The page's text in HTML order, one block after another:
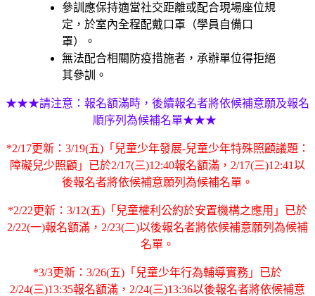
參訓應保持適當社交距離或配合現場座位規
定，於室內全程配戴口罩（學員自備口
罩）。
無法配合相關防疫措施者，承辦單位得拒絕
其參訓。
★★★請注意：報名額滿時，後續報名者將依候補意願及報名
順序列為候補名單★★★
*2/17更新：3/19(五)「兒童少年發展-兒童少年特殊照顧議題：
障礙兒少照顧」已於2/17(三)12:40報名額滿，2/17(三)12:41以
後報名者將依候補意願列為候補名單。
*2/22更新：3/12(五)「兒童權利公約於安置機構之應用」已於
2/22(一)報名額滿，2/23(二)以後報名者將依候補意願列為候補
名單。
*3/3更新：3/26(五)「兒童少年行為輔導實務」已於
2/24(三)13:35報名額滿，2/24(三)13:36以後報名者將依候補意